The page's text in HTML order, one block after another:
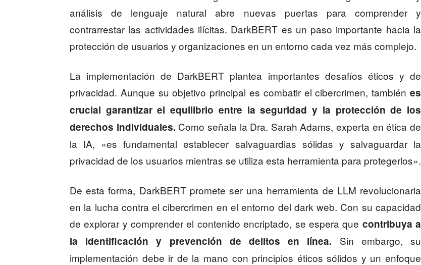
análisis de lenguaje natural abre nuevas puertas para comprender y
contrarrestar las actividades ilícitas. DarkBERT es un paso importante hacia la
protección de usuarios y organizaciones en un entorno cada vez más complejo.
La implementación de DarkBERT plantea importantes desafíos éticos y de
privacidad. Aunque su objetivo principal es combatir el cibercrimen, también es
crucial garantizar el equilibrio entre la seguridad y la protección de los
derechos individuales. Como señala la Dra. Sarah Adams, experta en ética de
la IA, «es fundamental establecer salvaguardias sólidas y salvaguardar la
privacidad de los usuarios mientras se utiliza esta herramienta para protegerlos».
De esta forma, DarkBERT promete ser una herramienta de LLM revolucionaria
en la lucha contra el cibercrimen en el entorno del dark web. Con su capacidad
de explorar y comprender el contenido encriptado, se espera que contribuya a
la identificación y prevención de delitos en línea. Sin embargo, su
implementación debe ir de la mano con principios éticos sólidos y un enfoque